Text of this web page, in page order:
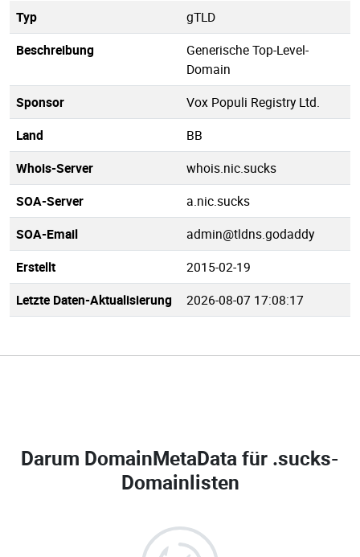
Typ
gTLD
Beschreibung
Generische Top-Level-
Domain
Sponsor
Vox Populi Registry Ltd.
Land
BB
Whois-Server
whois.nic.sucks
SOA-Server
a.nic.sucks
SOA-Email
admin@tldns.godaddy
Erstellt
2015-02-19
Letzte Daten-Aktualisierung
2026-08-07 17:08:17
Darum DomainMetaData für .sucks-
Domainlisten